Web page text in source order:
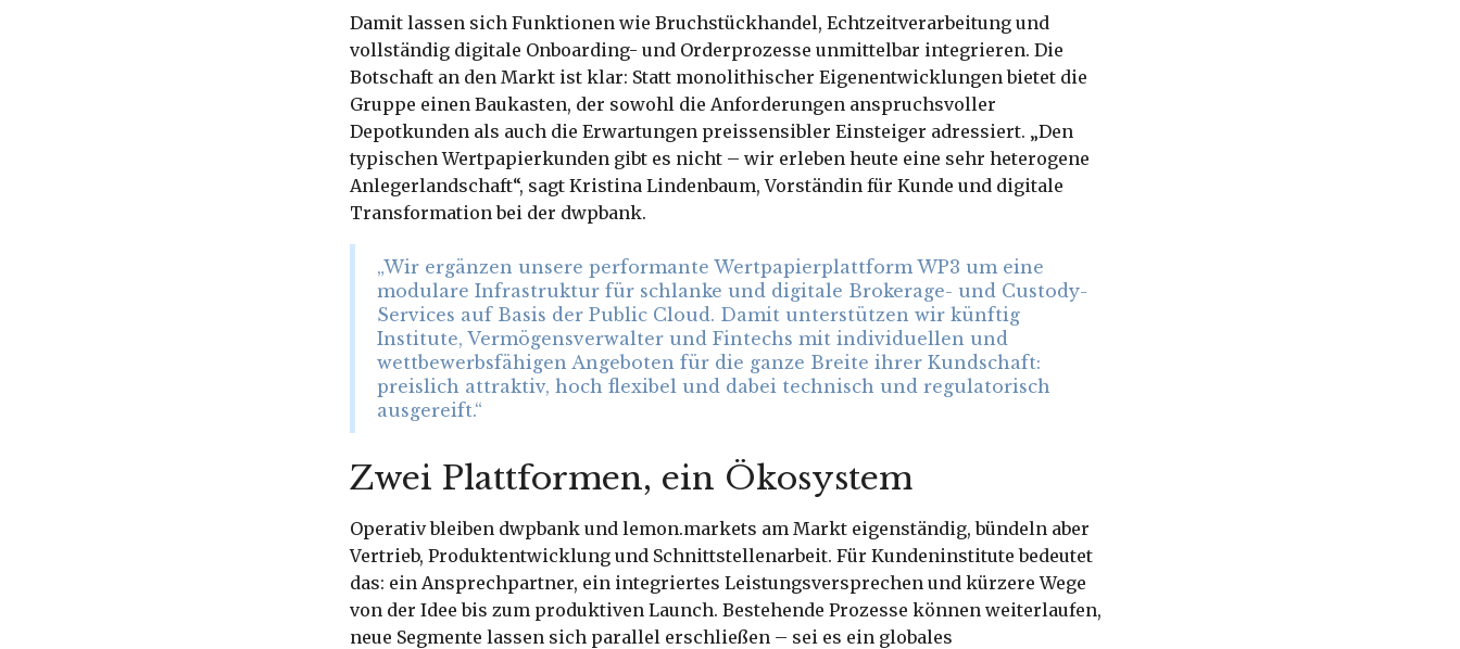
Damit lassen sich Funktionen wie Bruchstückhandel, Echtzeitverarbeitung und
vollständig digitale Onboarding- und Orderprozesse unmittelbar integrieren. Die
Botschaft an den Markt ist klar: Statt monolithischer Eigenentwicklungen bietet die
Gruppe einen Baukasten, der sowohl die Anforderungen anspruchsvoller
Depotkunden als auch die Erwartungen preissensibler Einsteiger adressiert. „Den
typischen Wertpapierkunden gibt es nicht – wir erleben heute eine sehr heterogene
Anlegerlandschaft“, sagt Kristina Lindenbaum, Vorständin für Kunde und digitale
Transformation bei der dwpbank.
„Wir ergänzen unsere performante Wertpapierplattform WP3 um eine
modulare Infrastruktur für schlanke und digitale Brokerage- und Custody-
Services auf Basis der Public Cloud. Damit unterstützen wir künftig
Institute, Vermögensverwalter und Fintechs mit individuellen und
wettbewerbsfähigen Angeboten für die ganze Breite ihrer Kundschaft:
preislich attraktiv, hoch flexibel und dabei technisch und regulatorisch
ausgereift.“
Zwei Plattformen, ein Ökosystem
Operativ bleiben dwpbank und lemon.markets am Markt eigenständig, bündeln aber
Vertrieb, Produktentwicklung und Schnittstellenarbeit. Für Kundeninstitute bedeutet
das: ein Ansprechpartner, ein integriertes Leistungsversprechen und kürzere Wege
von der Idee bis zum produktiven Launch. Bestehende Prozesse können weiterlaufen,
neue Segmente lassen sich parallel erschließen – sei es ein globales